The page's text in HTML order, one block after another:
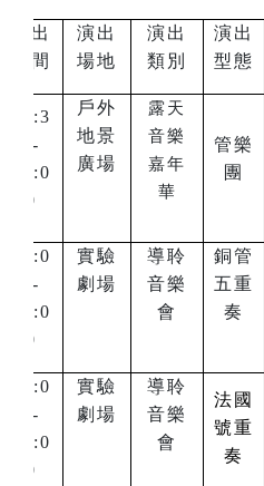
演出
時間
演出
場地
演出
類別
演出
型態
15:3
0-
17:0
0
戶外
地景
廣場
露天
音樂
嘉年
華
管樂
團
16:0
0-
17:0
0
實驗
劇場
導聆
音樂
會
銅管
五重
奏
16:0
0-
17:0
0
實驗
劇場
導聆
音樂
會
法國
號重
奏